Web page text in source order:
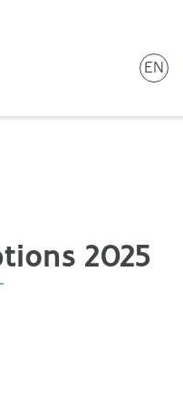
EN
2025